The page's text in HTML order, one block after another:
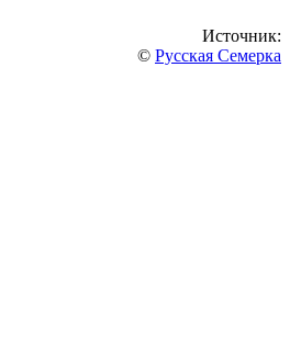
Источник:
© Русская Семерка